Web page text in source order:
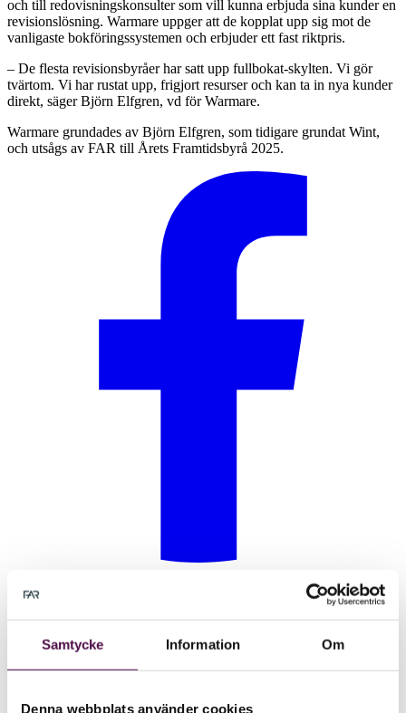
Samtycke Information Om
Denna webbplats använder cookies
och till redovisningskonsulter som vill kunna erbjuda sina kunder en
revisionslösning. Warmare uppger att de kopplat upp sig mot de
vanligaste bokföringssystemen och erbjuder ett fast riktpris.
– De flesta revisionsbyråer har satt upp fullbokat-skylten. Vi gör
tvärtom. Vi har rustat upp, frigjort resurser och kan ta in nya kunder
direkt, säger Björn Elfgren, vd för Warmare.
Warmare grundades av Björn Elfgren, som tidigare grundat Wint,
och utsågs av FAR till Årets Framtidsbyrå 2025.